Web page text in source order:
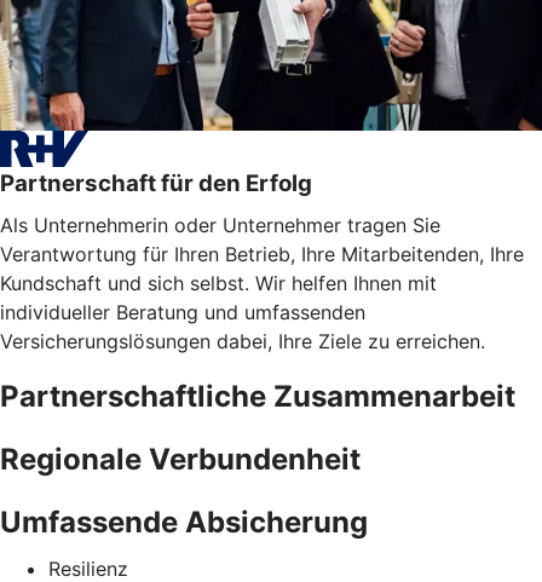
Partnerschaft für den Erfolg
Als Unternehmerin oder Unternehmer tragen Sie
Verantwortung für Ihren Betrieb, Ihre Mitarbeitenden, Ihre
Kundschaft und sich selbst. Wir helfen Ihnen mit
individueller Beratung und umfassenden
Versicherungslösungen dabei, Ihre Ziele zu erreichen.
Partnerschaftliche Zusammenarbeit
Regionale Verbundenheit
Umfassende Absicherung
Resilienz